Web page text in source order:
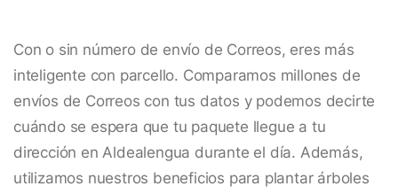
Con o sin número de envío de Correos, eres más
inteligente con parcello. Comparamos millones de
envíos de Correos con tus datos y podemos decirte
cuándo se espera que tu paquete llegue a tu
dirección en Aldealengua durante el día. Además,
utilizamos nuestros beneficios para plantar árboles